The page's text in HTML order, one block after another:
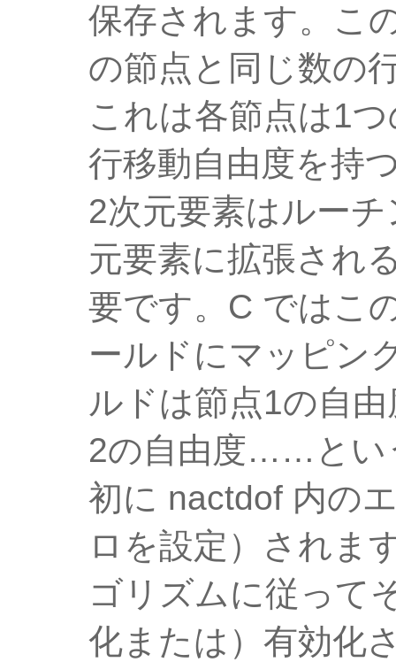
保存されます。こ
の節点と同じ数の
これは各節点は1
行移動自由度を持
2次元要素はルー
元要素に拡張され
要です。C ではこ
ールドにマッピン
ルドは節点1の自
2の自由度……とい
初に nactdof 内の
ロを設定）されま
ゴリズムに従って
化または）有効化